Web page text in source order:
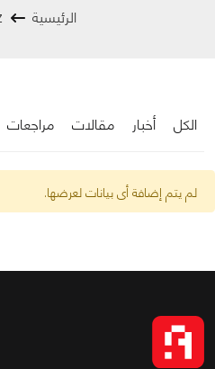
الرئيسية
الكل أخبار مقالات مراجعات
لم يتم إضافة أى بيانات لعرضها.